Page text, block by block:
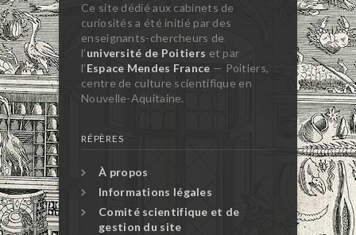
Ce site dédié aux cabinets de
curiosités a été initié par des
enseignants-chercheurs de
l’université de Poitiers et par
l’Espace Mendes France — Poitiers,
centre de culture scientifique en
Nouvelle-Aquitaine.
RÉPÈRES
À propos
Informations légales
Comité scientifique et de
gestion du site